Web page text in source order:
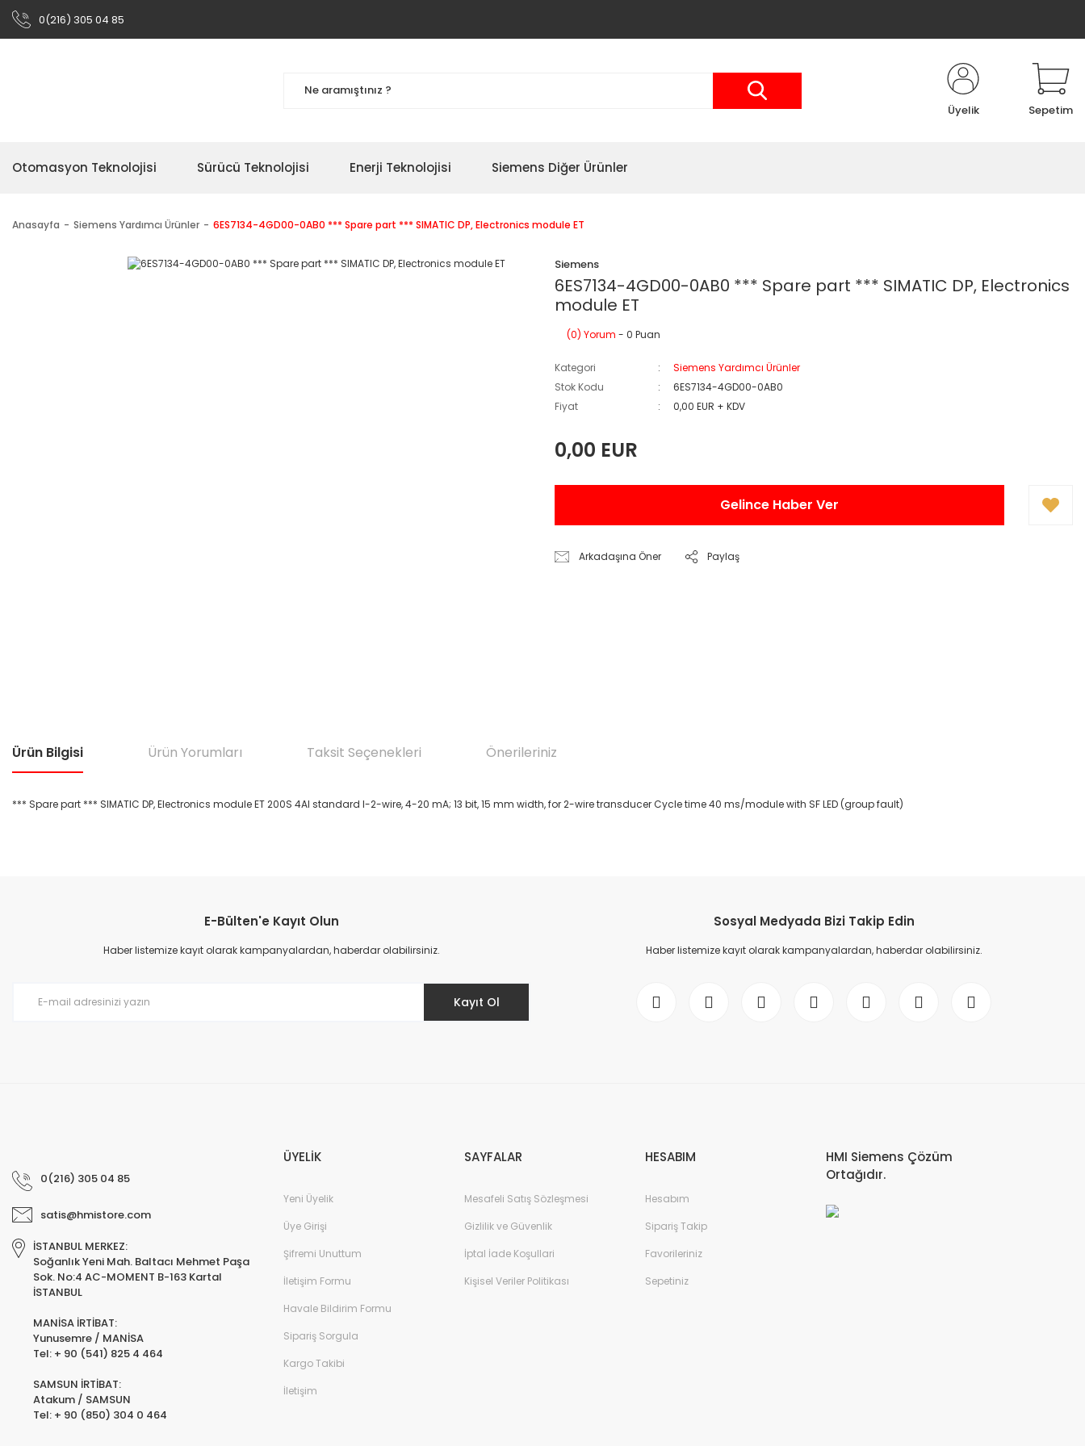
0(216) 305 04 85
Üyelik Sepetim
Otomasyon Teknolojisi Sürücü Teknolojisi Enerji Teknolojisi Siemens Diğer Ürünler
Anasayfa Siemens Yardımcı Ürünler 6ES7134-4GD00-0AB0 *** Spare part *** SIMATIC DP, Electronics module ET
Siemens
6ES7134-4GD00-0AB0 *** Spare part *** SIMATIC DP, Electronics
module ET
(0) Yorum - 0 Puan
Kategori
Siemens Yardımcı Ürünler
Stok Kodu
6ES7134-4GD00-0AB0
Fiyat
0,00 EUR + KDV
0,00 EUR
Gelince Haber Ver
Arkadaşına Öner Paylaş
Ürün Bilgisi Ürün Yorumları Taksit Seçenekleri Önerileriniz
*** Spare part *** SIMATIC DP, Electronics module ET 200S 4AI standard I-2-wire, 4-20 mA; 13 bit, 15 mm width, for 2-wire transducer Cycle time 40 ms/module with SF LED (group fault)
Ürün resmi kalitesiz, bozuk veya görüntülenemiyor.
Ürün açıklamasında eksik bilgiler bulunuyor.
E-Bülten'e Kayıt Olun
Haber listemize kayıt olarak kampanyalardan, haberdar olabilirsiniz.
Kayıt Ol
Sosyal Medyada Bizi Takip Edin
Haber listemize kayıt olarak kampanyalardan, haberdar olabilirsiniz.
0(216) 305 04 85
satis@hmistore.com
İSTANBUL MERKEZ:
Soğanlık Yeni Mah. Baltacı Mehmet Paşa
Sok. No:4 AC-MOMENT B-163 Kartal
İSTANBUL
MANİSA İRTİBAT:
Yunusemre / MANİSA
Tel: + 90 (541) 825 4 464
SAMSUN İRTİBAT:
Atakum / SAMSUN
Tel: + 90 (850) 304 0 464
ÜYELİK
Yeni Üyelik
Üye Girişi
Şifremi Unuttum
İletişim Formu
Havale Bildirim Formu
Sipariş Sorgula
Kargo Takibi
İletişim
SAYFALAR
Mesafeli Satış Sözleşmesi
Gizlilik ve Güvenlik
İptal İade Koşullari
Kişisel Veriler Politikası
HESABIM
Hesabım
Sipariş Takip
Favorileriniz
Sepetiniz
HMI Siemens Çözüm
Ortağıdır.